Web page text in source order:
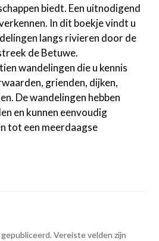
biedt. Een uitnodigend
In dit boekje vindt u
langs rivieren door de
de Betuwe.
wandelingen die u kennis
grienden, dijken,
De wandelingen hebben
en kunnen eenvoudig
tot een meerdaagse
Vereiste velden zijn